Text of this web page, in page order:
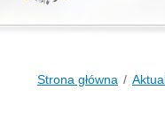
Strona główna